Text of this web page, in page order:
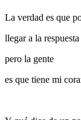
La verdad es que
llegar a la respuesta
pero la gente
es que tiene mi